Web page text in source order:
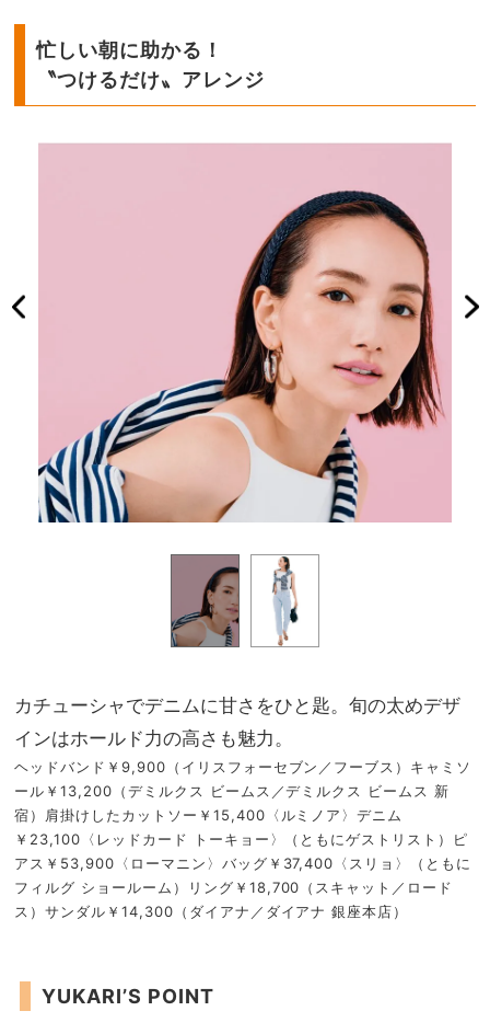
忙しい朝に助かる！
〝つけるだけ〟アレンジ
カチューシャでデニムに甘さをひと匙。旬の太めデザ
インはホールド力の高さも魅力。
ヘッドバンド￥9,900（イリスフォーセブン／フーブス）キャミソ
ール￥13,200（デミルクス ビームス／デミルクス ビームス 新
宿）肩掛けしたカットソー￥15,400〈ルミノア〉デニム
￥23,100〈レッドカード トーキョー〉（ともにゲストリスト）ピ
アス￥53,900〈ローマニン〉バッグ￥37,400〈スリョ〉（ともに
フィルグ ショールーム）リング￥18,700（スキャット／ロード
ス）サンダル￥14,300（ダイアナ／ダイアナ 銀座本店）
YUKARI’S POINT